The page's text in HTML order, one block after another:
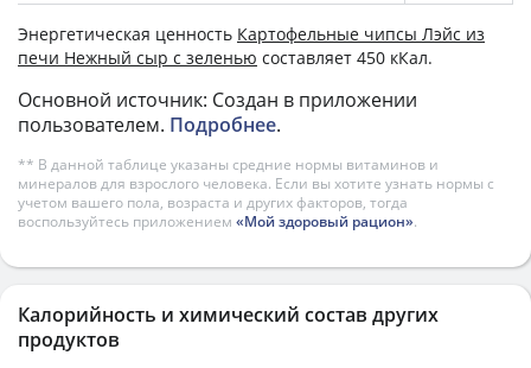
Энергетическая ценность Картофельные чипсы Лэйс из
печи Нежный сыр с зеленью составляет 450 кКал.
Основной источник: Создан в приложении
пользователем. Подробнее.
** В данной таблице указаны средние нормы витаминов и
минералов для взрослого человека. Если вы хотите узнать нормы с
учетом вашего пола, возраста и других факторов, тогда
воспользуйтесь приложением «Мой здоровый рацион».
Калорийность и химический состав других
продуктов